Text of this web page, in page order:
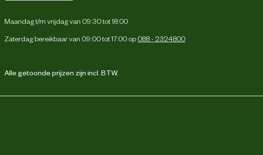
Maandag t/m vrijdag van 09:30 tot 18:00
Zaterdag bereikbaar van 09:00 tot 17:00 op 088 - 2324800
Alle getoonde prijzen zijn incl. BTW.